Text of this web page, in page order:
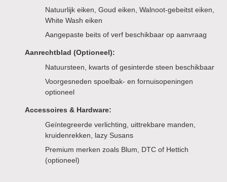
Natuurlijk eiken, Goud eiken, Walnoot-gebeitst eiken,
White Wash eiken
Aangepaste beits of verf beschikbaar op aanvraag
Aanrechtblad (Optioneel):
Natuursteen, kwarts of gesinterde steen beschikbaar
Voorgesneden spoelbak- en fornuisopeningen
optioneel
Accessoires & Hardware:
Geïntegreerde verlichting, uittrekbare manden,
kruidenrekken, lazy Susans
Premium merken zoals Blum, DTC of Hettich
(optioneel)